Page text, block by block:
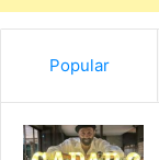
Popular